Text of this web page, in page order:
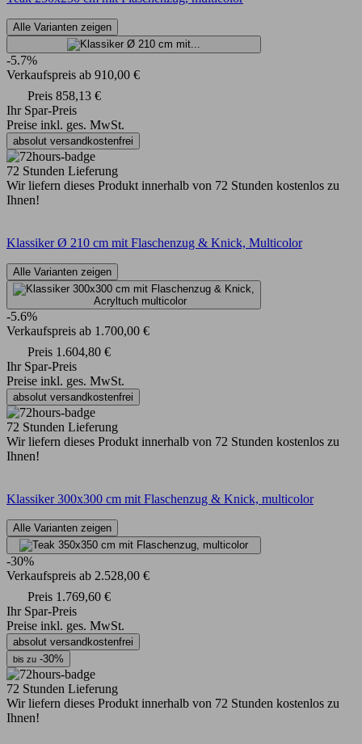
Alle Varianten zeigen
-5.7%
Verkaufspreis ab 910,00 €
Preis 858,13 €
Ihr Spar-Preis
Preise inkl. ges. MwSt.
absolut versandkostenfrei
72 Stunden Lieferung
Wir liefern dieses Produkt innerhalb von 72 Stunden kostenlos zu
Ihnen!
Klassiker Ø 210 cm mit Flaschenzug & Knick, Multicolor
Alle Varianten zeigen
-5.6%
Verkaufspreis ab 1.700,00 €
Preis 1.604,80 €
Ihr Spar-Preis
Preise inkl. ges. MwSt.
absolut versandkostenfrei
72 Stunden Lieferung
Wir liefern dieses Produkt innerhalb von 72 Stunden kostenlos zu
Ihnen!
Klassiker 300x300 cm mit Flaschenzug & Knick, multicolor
Alle Varianten zeigen
-30%
Verkaufspreis ab 2.528,00 €
Preis 1.769,60 €
Ihr Spar-Preis
Preise inkl. ges. MwSt.
absolut versandkostenfrei
bis zu -30%
72 Stunden Lieferung
Wir liefern dieses Produkt innerhalb von 72 Stunden kostenlos zu
Ihnen!